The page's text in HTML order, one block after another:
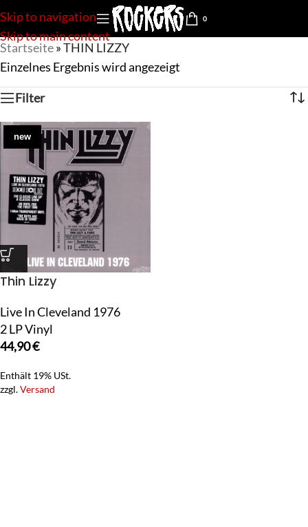
Skip to navigation
Skip to main content
0
Startseite»THIN LIZZY
Einzelnes Ergebnis wird angezeigt
Filter
new
Thin Lizzy
Live In Cleveland 1976
2 LP Vinyl
44,90€
Enthält 19% USt.
zzgl.Versand